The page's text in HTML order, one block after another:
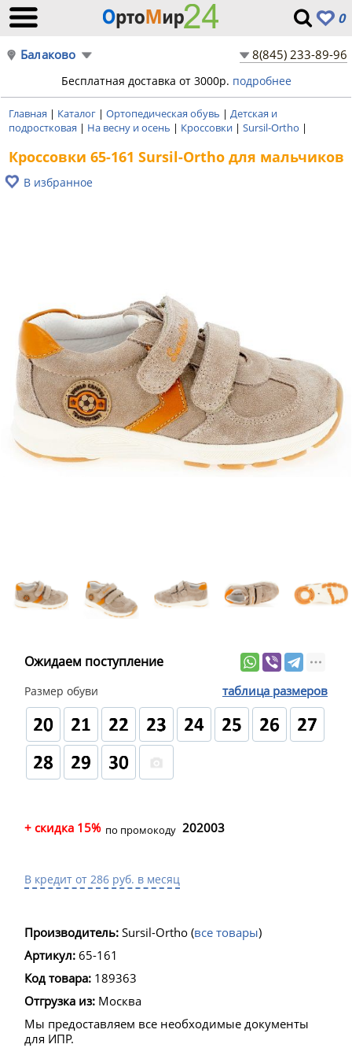
0
Балаково 8(845) 233-89-96
Бесплатная доставка от 3000р. подробнее
Главная | Каталог | Ортопедическая обувь | Детская и
подростковая | На весну и осень | Кроссовки | Sursil-Ortho |
Кроссовки 65-161 Sursil-Ortho для мальчиков
В избранное
Ожидаем поступление
Размер обуви таблица размеров
+ скидка 15% по промокоду 202003
В кредит от 286 руб. в месяц
Производитель: Sursil-Ortho (все товары)
Артикул: 65-161
Код товара: 189363
Отгрузка из: Москва
Мы предоставляем все необходимые документы
для ИПР.